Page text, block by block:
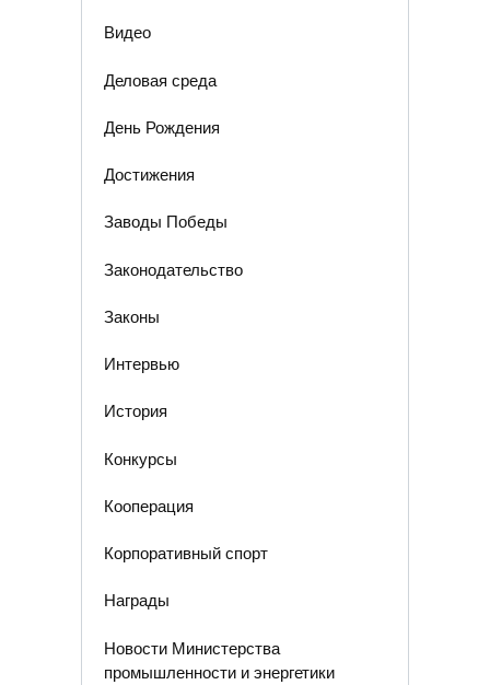
Видео
Деловая среда
День Рождения
Достижения
Заводы Победы
Законодательство
Законы
Интервью
История
Конкурсы
Кооперация
Корпоративный спорт
Награды
Новости Министерства
промышленности и энергетики